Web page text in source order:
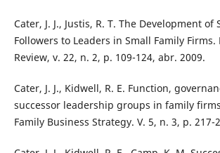
Cater, J. J., Justis, R. T. The Development of
Followers to Leaders in Small Family Firms.
Review, v. 22, n. 2, p. 109-124, abr. 2009.
Cater, J. J., Kidwell, R. E. Function,
successor leadership groups in family
Family Business Strategy. V. 5, n. 3, p. 217-